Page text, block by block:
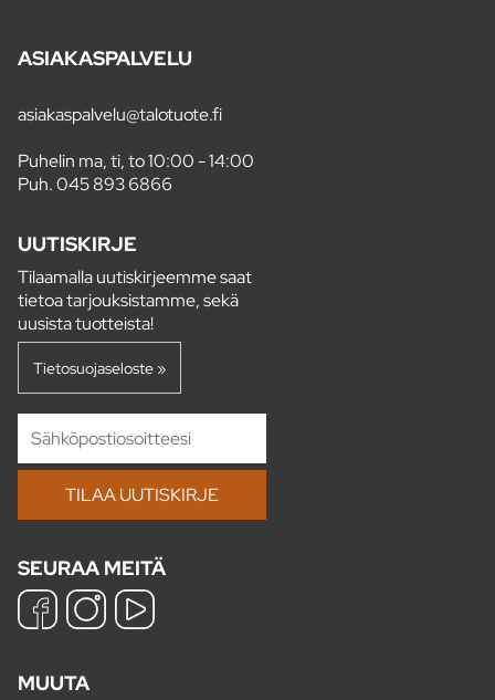
ASIAKASPALVELU
asiakaspalvelu@talotuote.fi
Puhelin ma, ti, to 10:00 - 14:00
Puh.045 893 6866
UUTISKIRJE
Tilaamalla uutiskirjeemme saat
tietoa tarjouksistamme, sekä
uusista tuotteista!
Tietosuojaseloste »
SEURAA MEITÄ
MUUTA